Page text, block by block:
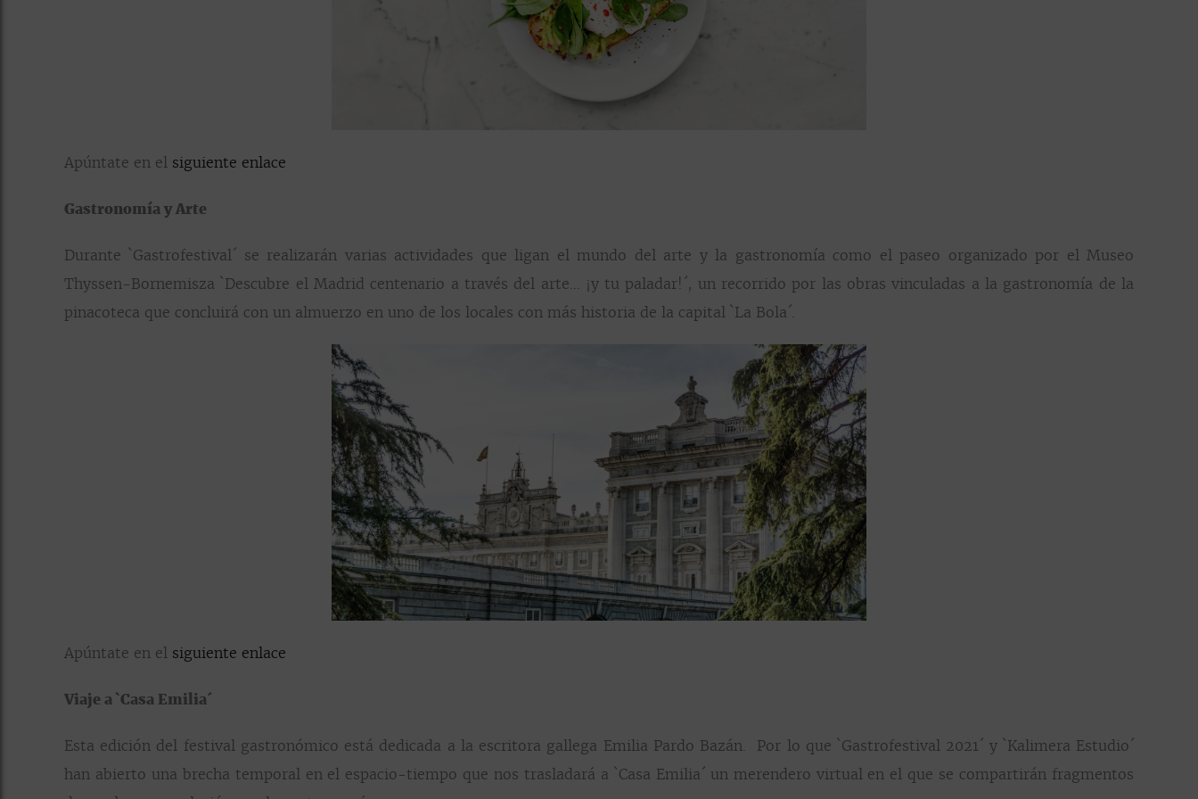
Apúntate en el siguiente enlace
Gastronomía y Arte
Durante `Gastrofestival´ se realizarán varias actividades que ligan el mundo del arte y la gastronomía como el paseo organizado por el Museo
Thyssen-Bornemisza `Descubre el Madrid centenario a través del arte… ¡y tu paladar!´, un recorrido por las obras vinculadas a la gastronomía de la
pinacoteca que concluirá con un almuerzo en uno de los locales con más historia de la capital `La Bola´.
Apúntate en el siguiente enlace
Viaje a `Casa Emilia´
Esta edición del festival gastronómico está dedicada a la escritora gallega Emilia Pardo Bazán. Por lo que `Gastrofestival 2021´ y `Kalimera Estudio´
han abierto una brecha temporal en el espacio-tiempo que nos trasladará a `Casa Emilia´ un merendero virtual en el que se compartirán fragmentos